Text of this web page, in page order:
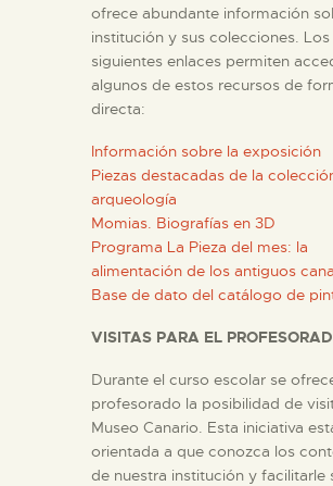
ofrece abundante información
institución y sus colecciones. Los
siguientes enlaces permiten
algunos de estos recursos de
directa:
Información sobre la exposición
Piezas destacadas de la
arqueología
Momias. Biografías en 3D
Programa La Pieza del mes: la
alimentación de los antiguos
Base de dato del catálogo de
VISITAS PARA EL
Durante el curso escolar se
profesorado la posibilidad de
Museo Canario. Esta iniciativa
orientada a que conozca los
de nuestra institución y facilitarle